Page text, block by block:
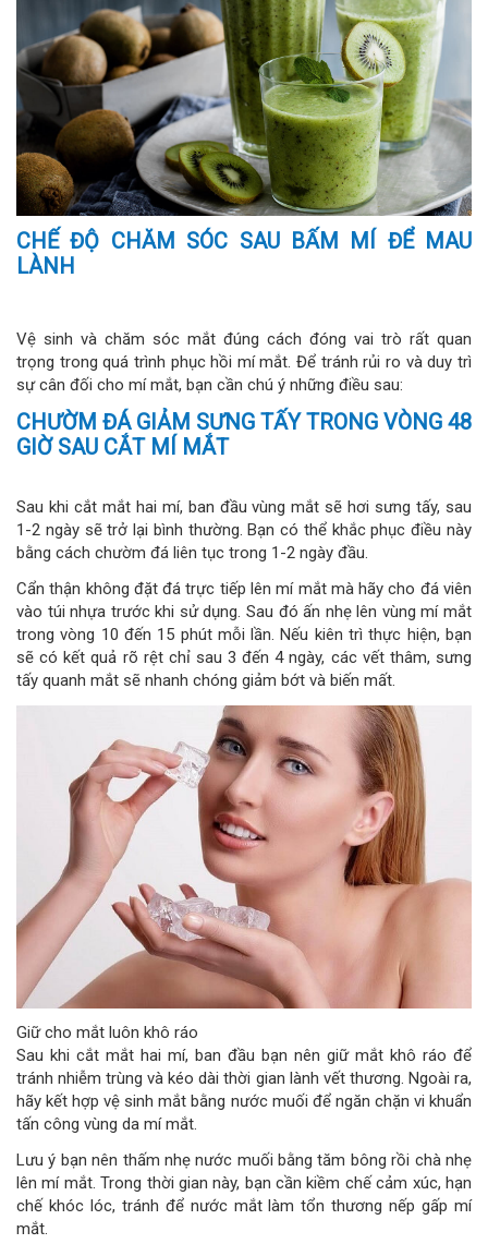
CHẾ ĐỘ CHĂM SÓC SAU BẤM MÍ ĐỂ MAU
LÀNH
Vệ sinh và chăm sóc mắt đúng cách đóng vai trò rất quan
trọng trong quá trình phục hồi mí mắt. Để tránh rủi ro và duy trì
sự cân đối cho mí mắt, bạn cần chú ý những điều sau:
CHƯỜM ĐÁ GIẢM SƯNG TẤY TRONG VÒNG 48
GIỜ SAU CẮT MÍ MẮT
Sau khi cắt mắt hai mí, ban đầu vùng mắt sẽ hơi sưng tấy, sau
1-2 ngày sẽ trở lại bình thường. Bạn có thể khắc phục điều này
bằng cách chườm đá liên tục trong 1-2 ngày đầu.
Cẩn thận không đặt đá trực tiếp lên mí mắt mà hãy cho đá viên
vào túi nhựa trước khi sử dụng. Sau đó ấn nhẹ lên vùng mí mắt
trong vòng 10 đến 15 phút mỗi lần. Nếu kiên trì thực hiện, bạn
sẽ có kết quả rõ rệt chỉ sau 3 đến 4 ngày, các vết thâm, sưng
tấy quanh mắt sẽ nhanh chóng giảm bớt và biến mất.
Giữ cho mắt luôn khô ráo
Sau khi cắt mắt hai mí, ban đầu bạn nên giữ mắt khô ráo để
tránh nhiễm trùng và kéo dài thời gian lành vết thương. Ngoài ra,
hãy kết hợp vệ sinh mắt bằng nước muối để ngăn chặn vi khuẩn
tấn công vùng da mí mắt.
Lưu ý bạn nên thấm nhẹ nước muối bằng tăm bông rồi chà nhẹ
lên mí mắt. Trong thời gian này, bạn cần kiềm chế cảm xúc, hạn
chế khóc lóc, tránh để nước mắt làm tổn thương nếp gấp mí
mắt.